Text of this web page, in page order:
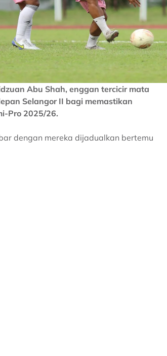
Abu Shah, enggan tercicir mata
Selangor II bagi memastikan
Pro 2025/26.
dengan mereka dijadualkan bertemu